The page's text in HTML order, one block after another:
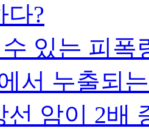
다?
있는 피폭
서 누출되
선 암이 2배